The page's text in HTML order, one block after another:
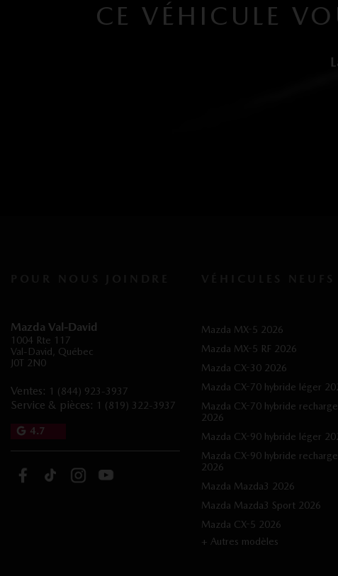
CE VÉHICULE
Mazda Val-David
1004 Rte 117
Val-David
Québec
J0T 2N0
Ventes: 1 (844) 923-3937
Service & pièces: 1 (819) 322-3937
4.7
Mazda MX-5 2026
Mazda MX-5 RF 2026
Mazda CX-30 2026
Mazda CX-70 hybride léger
Mazda CX-70 hybride
2026
Mazda CX-90 hybride léger
Mazda CX-90 hybride
2026
Mazda Mazda3 2026
Mazda Mazda3 Sport 2026
Mazda CX-5 2026
+ Autres modèles